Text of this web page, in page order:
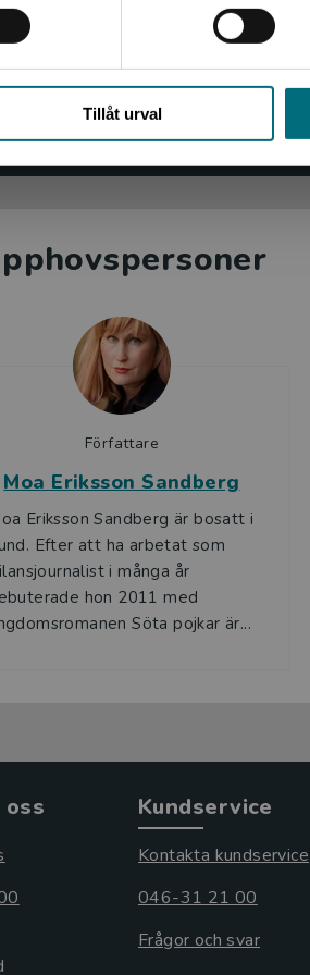
Tillåt urval
angeläget innehåll som
något upplevs orättvist.
Författare
Moa Eriksson Sandberg
Eriksson Sandberg är bosatt i
Efter att ha arbetat som
i många år
hon 2011 med
Söta pojkar är...
Kundservice
Kontakta kundservice
046-31 21 00
Frågor och svar